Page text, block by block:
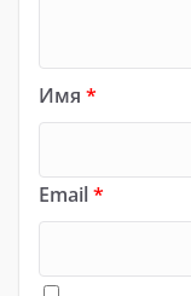
Имя *
Email*